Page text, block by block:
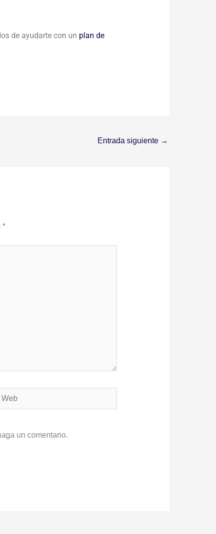
de ayudarte con un plan de
Entrada siguiente →
*
un comentario.